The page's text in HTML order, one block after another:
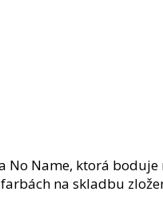
Name, ktorá boduje
na skladbu